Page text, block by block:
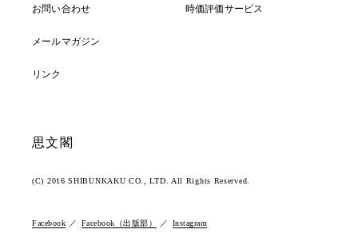
お問い合わせ
メールマガジン
リンク
時価評価サービス
思文閣
(C) 2016 SHIBUNKAKU CO., LTD. All Rights Reserved.
Facebook Facebook（出版部） Instagram